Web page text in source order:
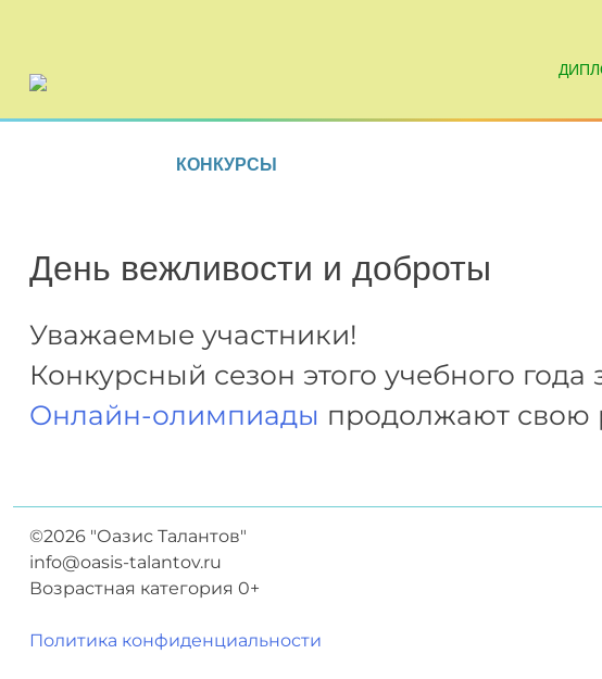
КОНКУРСЫ
День вежливости и доброты
Уважаемые участники!
Конкурсный сезон этого учебного
Онлайн-олимпиады продолжают свою
©2026 "Оазис Талантов"
info@oasis-talantov.ru
Возрастная категория 0+
Политика конфиденциальности